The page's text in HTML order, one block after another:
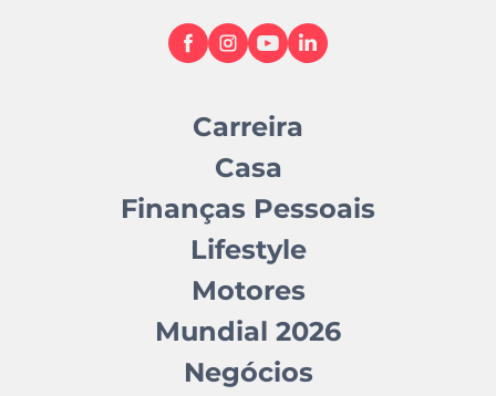
Carreira
Casa
Finanças Pessoais
Lifestyle
Motores
Mundial 2026
Negócios